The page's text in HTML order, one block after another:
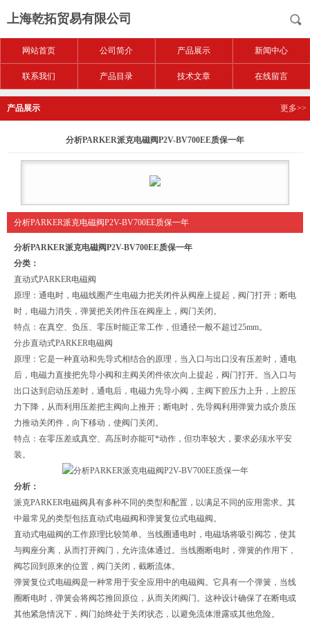
上海乾拓贸易有限公司
网站首页 公司简介 产品展示 新闻中心
联系我们 产品目录 技术文章 在线留言
产品展示 更多>>
分析PARKER派克电磁阀P2V-BV700EE质保一年
分析PARKER派克电磁阀P2V-BV700EE质保一年
分析PARKER派克电磁阀P2V-BV700EE质保一年
分类：
直动式PARKER电磁阀
原理：通电时，电磁线圈产生电磁力把关闭件从阀座上提起，阀门打开；断电
时，电磁力消失，弹簧把关闭件压在阀座上，阀门关闭。
特点：在真空、负压、零压时能正常工作，但通径一般不超过25mm。
分步直动式PARKER电磁阀
原理：它是一种直动和先导式相结合的原理，当入口与出口没有压差时，通电
后，电磁力直接把先导小阀和主阀关闭件依次向上提起，阀门打开。当入口与
出口达到启动压差时，通电后，电磁力先导小阀，主阀下腔压力上升，上腔压
力下降，从而利用压差把主阀向上推开；断电时，先导阀利用弹簧力或介质压
力推动关闭件，向下移动，使阀门关闭。
特点：在零压差或真空、高压时亦能可*动作，但功率较大，要求必须水平安
装。
分析：
派克PARKER电磁阀具有多种不同的类型和配置，以满足不同的应用需求。其
中最常见的类型包括直动式电磁阀和弹簧复位式电磁阀。
直动式电磁阀的工作原理比较简单。当线圈通电时，电磁场将吸引阀芯，使其
与阀座分离，从而打开阀门，允许流体通过。当线圈断电时，弹簧的作用下，
阀芯回到原来的位置，阀门关闭，截断流体。
弹簧复位式电磁阀是一种常用于安全应用中的电磁阀。它具有一个弹簧，当线
圈断电时，弹簧会将阀芯推回原位，从而关闭阀门。这种设计确保了在断电或
其他紧急情况下，阀门始终处于关闭状态，以避免流体泄露或其他危险。